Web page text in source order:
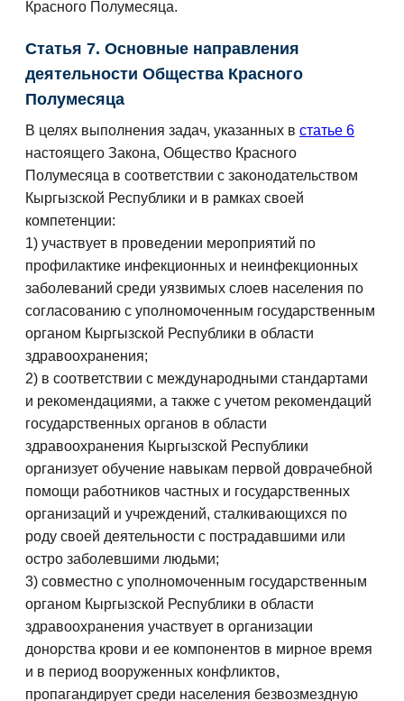
Красного Полумесяца.
Статья 7. Основные направления
деятельности Общества Красного
Полумесяца
В целях выполнения задач, указанных в статье 6
настоящего Закона, Общество Красного
Полумесяца в соответствии с законодательством
Кыргызской Республики и в рамках своей
компетенции:
1) участвует в проведении мероприятий по
профилактике инфекционных и неинфекционных
заболеваний среди уязвимых слоев населения по
согласованию с уполномоченным государственным
органом Кыргызской Республики в области
здравоохранения;
2) в соответствии с международными стандартами
и рекомендациями, а также с учетом рекомендаций
государственных органов в области
здравоохранения Кыргызской Республики
организует обучение навыкам первой доврачебной
помощи работников частных и государственных
организаций и учреждений, сталкивающихся по
роду своей деятельности с пострадавшими или
остро заболевшими людьми;
3) совместно с уполномоченным государственным
органом Кыргызской Республики в области
здравоохранения участвует в организации
донорства крови и ее компонентов в мирное время
и в период вооруженных конфликтов,
пропагандирует среди населения безвозмездную